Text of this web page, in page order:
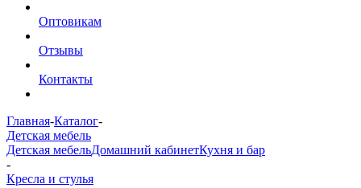
Оптовикам
Отзывы
Контакты
Главная-Каталог-
Детская мебель
Детская мебельДомашний кабинетКухня и бар
-
Кресла и стулья